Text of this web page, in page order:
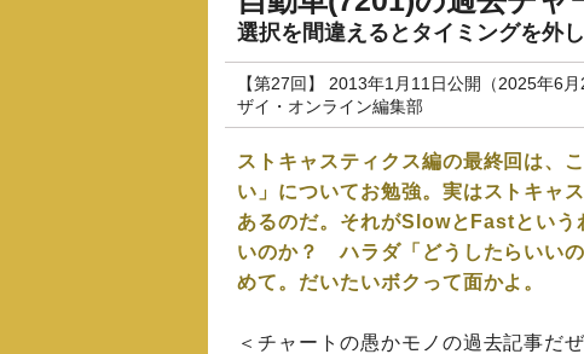
選択を間違えるとタイミングを外
【第27回】 2013年1月11日公開（2025年6月
ザイ・オンライン編集部
ストキャスティクス編の最終回は、
い」についてお勉強。実はストキャ
あるのだ。それがSlowとFastという
いのか？ ハラダ「どうしたらいい
めて。だいたいボクって面かよ。
＜チャートの愚かモノの過去記事だ